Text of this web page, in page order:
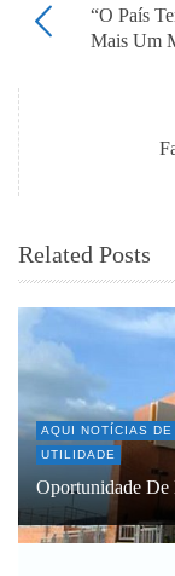
“O País
Mais Um
Related Posts
AQUI NOTÍCIAS
UTILIDADE
Oportunidade De